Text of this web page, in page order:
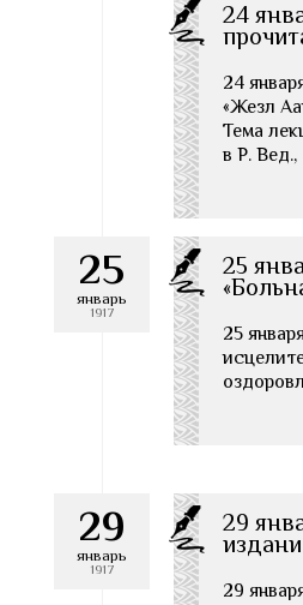
24
24
«Жезл
Тема
в Р. Вед.,
25
январь
1917
25
25
29
январь
1917
29
29